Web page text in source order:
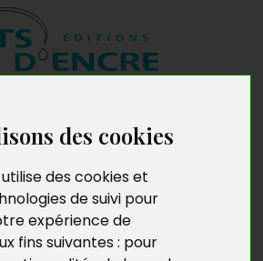
des cookies
des cookies et
de suivi pour
expérience de
fins suivantes : pour
secret des